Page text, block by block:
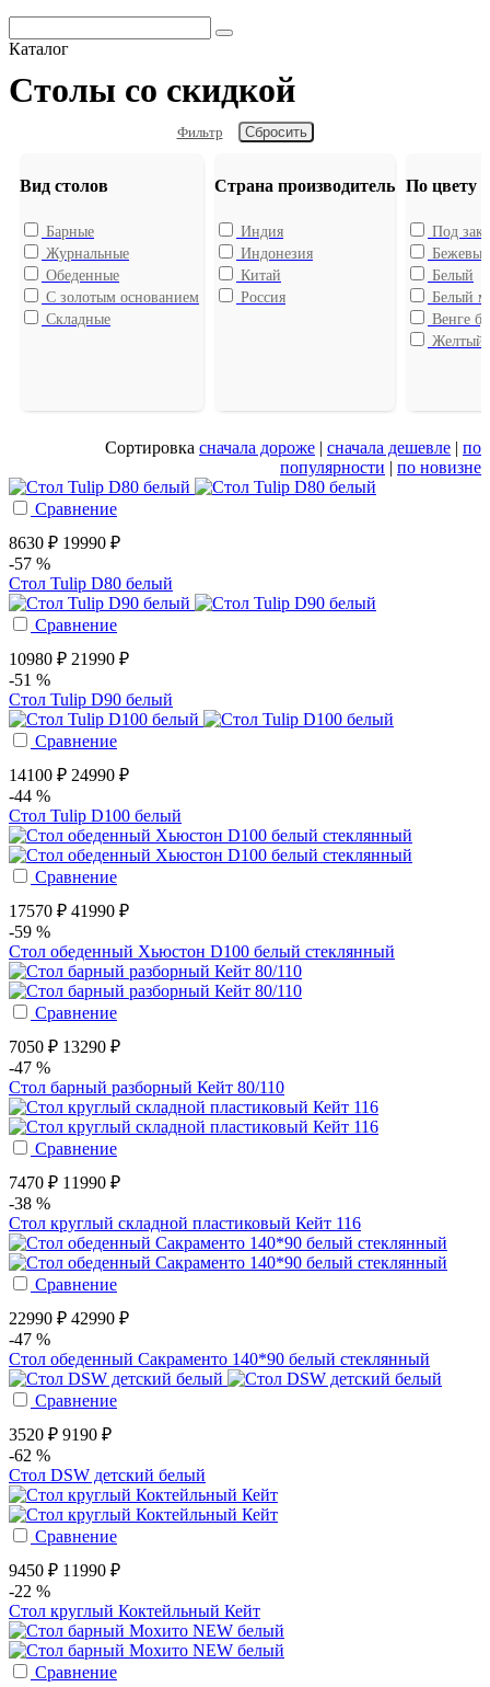
Каталог
Столы со скидкой
Фильтр
Вид столов
Барные
Журнальные
Обеденные
С золотым основанием
Складные
Страна производитель
Индия
Индонезия
Китай
Россия
По цвету
Под
Бежевый
Белый
Белый
Венге
Желтый
Сортировка сначала дороже | сначала дешевле | по
популярности | по новизне
Сравнение
8630 ₽ 19990 ₽
-57 %
Стол Tulip D80 белый
Сравнение
10980 ₽ 21990 ₽
-51 %
Стол Tulip D90 белый
Сравнение
14100 ₽ 24990 ₽
-44 %
Стол Tulip D100 белый
Сравнение
17570 ₽ 41990 ₽
-59 %
Стол обеденный Хьюстон D100 белый стеклянный
Сравнение
7050 ₽ 13290 ₽
-47 %
Стол барный разборный Кейт 80/110
Сравнение
7470 ₽ 11990 ₽
-38 %
Стол круглый складной пластиковый Кейт 116
Сравнение
22990 ₽ 42990 ₽
-47 %
Стол обеденный Сакраменто 140*90 белый стеклянный
Сравнение
3520 ₽ 9190 ₽
-62 %
Стол DSW детский белый
Сравнение
9450 ₽ 11990 ₽
-22 %
Стол круглый Коктейльный Кейт
Сравнение